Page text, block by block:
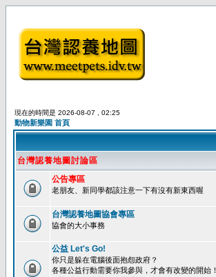
現在的時間是 2026-08-07 , 02:25
動物新樂園 首頁
台灣認養地圖討論區
公告專區
老朋友、新同學都該注意一下有沒有新東西喔
台灣認養地圖協會專區
協會的大小事務
公益 Let's Go!
你只是躲在電腦後面抱怨政府？
各種公益行動需要你我參與，才會有改變的開始！